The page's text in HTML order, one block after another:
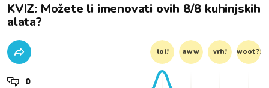
KVIZ: Možete li imenovati ovih 8/8 kuhinjskih
alata?
lol! aww vrh! woot?!
0